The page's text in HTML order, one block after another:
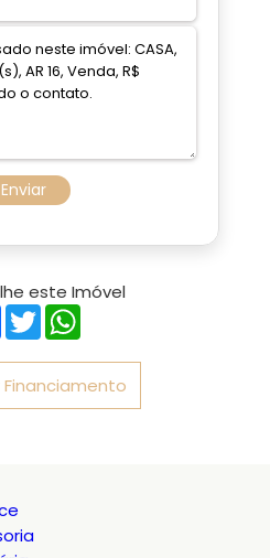
Enviar
este Imóvel
Facebook
Twitter
Financiamento